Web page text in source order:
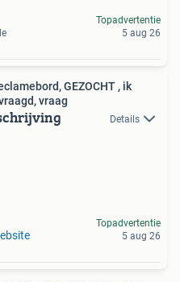
Topadvertentie
5 aug 26
GEZOCHT , ik
vraag
Details
Topadvertentie
5 aug 26